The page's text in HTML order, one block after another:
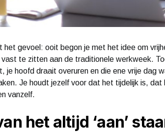
het gevoel: ooit begon je met het idee om
te zitten aan de traditionele werkweek.
je hoofd draait overuren en die ene vrije dag
Je houdt jezelf voor dat het tijdelijk is,
vanzelf.
het altijd ‘aan’